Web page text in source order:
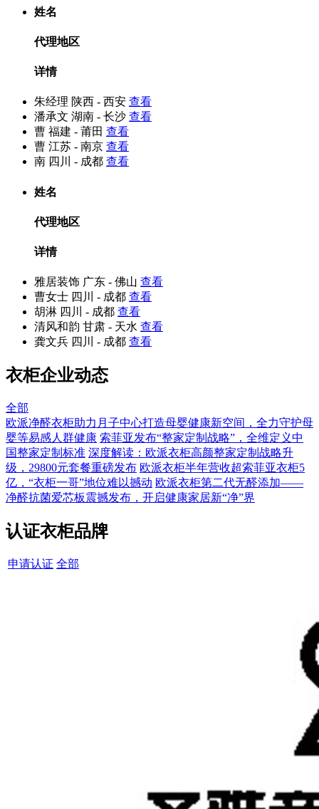
姓名
代理地区
详情
朱经理 陕西 - 西安 查看
潘承文 湖南 - 长沙 查看
曹 福建 - 莆田 查看
曹 江苏 - 南京 查看
南 四川 - 成都 查看
姓名
代理地区
详情
雅居装饰 广东 - 佛山 查看
曹女士 四川 - 成都 查看
胡淋 四川 - 成都 查看
清风和韵 甘肃 - 天水 查看
龚文兵 四川 - 成都 查看
衣柜企业动态
全部
欧派净醛衣柜助力月子中心打造母婴健康新空间，全力守护母
婴等易感人群健康 索菲亚发布“整家定制战略”，全维定义中
国整家定制标准 深度解读：欧派衣柜高颜整家定制战略升
级，29800元套餐重磅发布 欧派衣柜半年营收超索菲亚衣柜5
亿，“衣柜一哥”地位难以撼动 欧派衣柜第二代无醛添加——
净醛抗菌爱芯板震撼发布，开启健康家居新“净”界
认证衣柜品牌
申请认证 全部